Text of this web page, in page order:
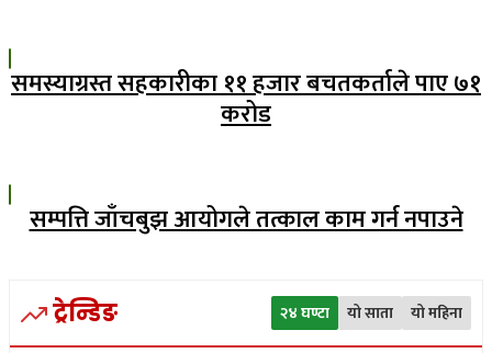
समस्याग्रस्त सहकारीका ११ हजार बचतकर्ताले पाए ७१
करोड
सम्पत्ति जाँचबुझ आयोगले तत्काल काम गर्न नपाउने
ट्रेन्डिङ २४ घण्टा यो साता यो महिना